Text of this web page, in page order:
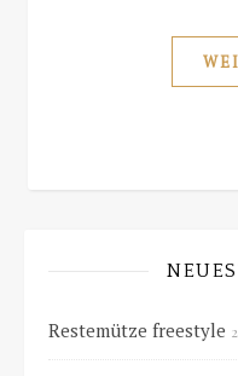
Restemütze freestyle